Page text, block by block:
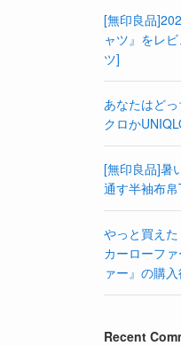
[無印良品
ャツ』をレ
ツ]
あなたはど
クロか
[無印良品]暑
通す半袖布
やっと買え
カーローフ
ァー』の購
Recent